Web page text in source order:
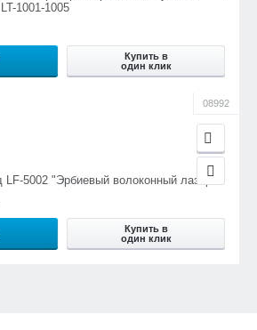
1001-1005
Купить в
один клик
08992
LF-5002 "Эрбиевый волоконный лазер"
Купить в
один клик